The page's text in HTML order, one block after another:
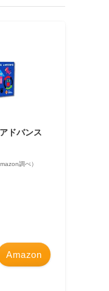
ドバンス
調べ）
Amazon